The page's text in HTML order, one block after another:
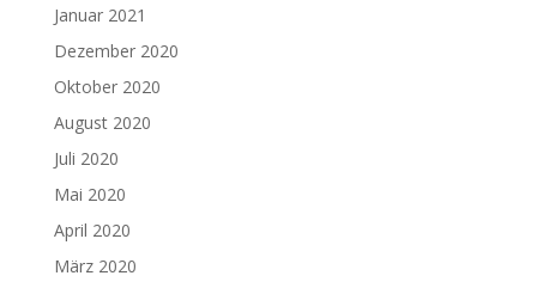
Januar 2021
Dezember 2020
Oktober 2020
August 2020
Juli 2020
Mai 2020
April 2020
März 2020